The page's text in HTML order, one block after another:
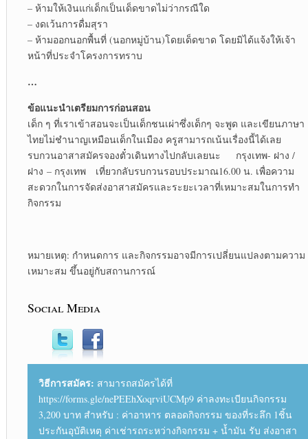
– ห้ามให้เงินแก่เด็กเป็นเด็ดขาดไม่ว่ากรณีใด
– งดเว้นการดื่มสุรา
– ห้ามออกนอกพื้นที่ (นอกหมู่บ้าน)โดยเด็ดขาด โดยมิได้แจ้งให้เจ้า
หน้าที่ประจำโครงการทราบ
…
ข้อแนะนำเตรียมการก่อนสอน
เด็ก ๆ ที่เราเข้าสอนจะเป็นเด็กชนเผ่าซึ่งเด็กๆ จะพูด และเขียนภาษา
ไทยไม่ชำนาญเหมือนเด็กในเมือง ครูสามารถเน้นเรื่องนี้ได้เลย
รบกวนอาสาสมัครจองตั๋วเดินทางไปกลับเลยนะ กรุงเทพ- ฝาง /
ฝาง – กรุงเทพ เที่ยวกลับรบกวนรอบประมาณ16.00 น. เพื่อความ
สะดวกในการจัดส่งอาสาสมัครและระยะเวลาที่เหมาะสมในการทำ
กิจกรรม
หมายเหตุ: กำหนดการ และกิจกรรมอาจมีการเปลี่ยนแปลงตามความ
เหมาะสม ขึ้นอยู่กับสถานการณ์
Social Media
วิธีการสมัคร: สามารถสมัครได้ที่
https://forms.gle/nePEEhXoqrviUCMp9 ค่าลงทะเบียนกิจกรรม
3,200 บาท สำหรับ : ค่าอาหาร ตลอดกิจกรรม ของที่ระลึก 1ชิ้น
ประกันอุบัติเหตุ ค่าเช่ารถระหว่างกิจกรรม + น้ำมัน รับ ส่งอาสา